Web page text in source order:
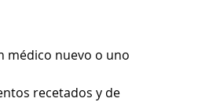
médico nuevo o uno
recetados y de